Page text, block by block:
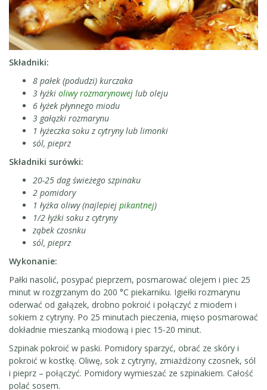
Składniki:
8 pałek (podudzi) kurczaka
3 łyżki oliwy rozmarynowej lub oleju
6 łyżek płynnego miodu
3 gałązki rozmarynu
1 łyżeczka soku z cytryny lub limonki
sól, pieprz
Składniki surówki:
20-25 dag świeżego szpinaku
2 pomidory
1 łyżka oliwy (najlepiej pikantnej)
1/2 łyżki soku z cytryny
ząbek czosnku
sól, pieprz
Wykonanie:
Pałki nasolić, posypać pieprzem, posmarować olejem i piec 25
minut w rozgrzanym do 200 °C piekarniku. Igiełki rozmarynu
oderwać od gałązek, drobno pokroić i połączyć z miodem i
sokiem z cytryny. Po 25 minutach pieczenia, mięso posmarować
dokładnie mieszanką miodową i piec 15-20 minut.
Szpinak pokroić w paski. Pomidory sparzyć, obrać ze skóry i
pokroić w kostkę. Oliwę, sok z cytryny, zmiażdżony czosnek, sól
i pieprz – połączyć. Pomidory wymieszać ze szpinakiem. Całość
polać sosem.